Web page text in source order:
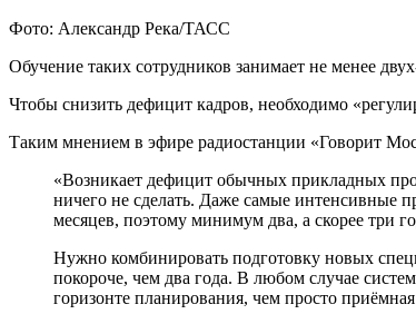
Фото: Александр Река/ТАСС
Обучение таких сотрудников занимает не менее
Чтобы снизить дефицит кадров, необходимо
Таким мнением в эфире радиостанции «Говорит
«Возникает дефицит обычных прикладных
ничего не сделать. Даже самые интенсивные
месяцев, поэтому минимум два, а скорее три
Нужно комбинировать подготовку новых
покороче, чем два года. В любом случае
горизонте планирования, чем просто